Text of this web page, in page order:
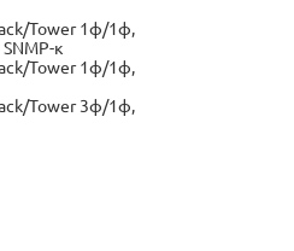
Tower 1ф/1ф,
к
Tower 1ф/1ф,
Tower 3ф/1ф,